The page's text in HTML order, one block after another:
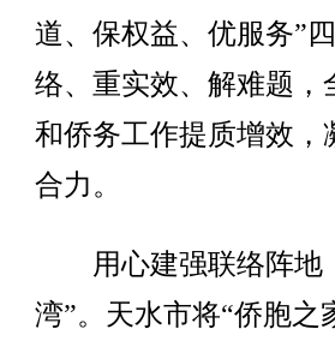
道、保权益、优服务”
络、重实效、解难题
和侨务工作提质增效
合力。
用心建强联络阵地
湾”。天水市将“侨胞之